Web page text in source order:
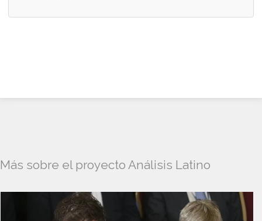
Más sobre el proyecto Análisis Latino